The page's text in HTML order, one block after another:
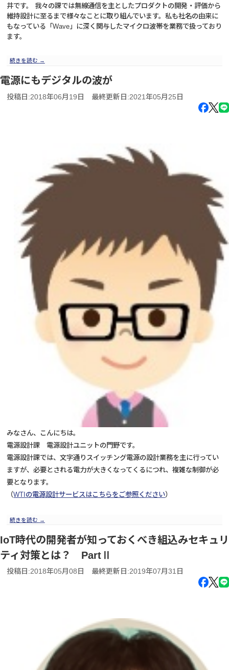
井です。 我々の課では無線通信を主としたプロダクトの開発・評価から
維持設計に至るまで様々なことに取り組んでいます。私も社名の由来に
もなっている「Wave」に深く関与したマイクロ波帯を業務で扱っており
ます。
続きを読む →
電源にもデジタルの波が
投稿日:2018年06月19日 最終更新日:2021年05月25日
みなさん、こんにちは。
電源設計課 電源設計ユニットの門野です。
電源設計課では、文字通りスイッチング電源の設計業務を主に行ってい
ますが、必要とされる電力が大きくなってくるにつれ、複雑な制御が必
要となります。
（WTIの電源設計サービスはこちらをご参照ください）
続きを読む →
IoT時代の開発者が知っておくべき組込みセキュリ
ティ対策とは？ PartⅡ
投稿日:2018年05月08日 最終更新日:2019年07月31日